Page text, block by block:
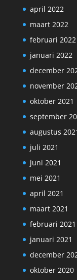
april 2022
maart 2022
februari 2022
januari 2022
december
november
oktober 2021
september
augustus
juli 2021
juni 2021
mei 2021
april 2021
maart 2021
februari 2021
januari 2021
december
oktober 2020